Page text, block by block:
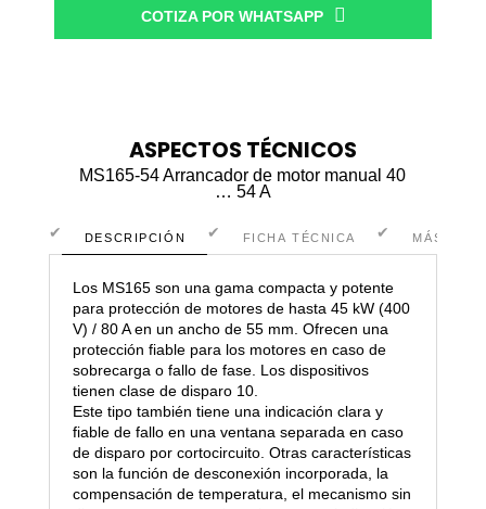
manual
cantidad
COTIZA POR WHATSAPP
ASPECTOS TÉCNICOS
MS165-54 Arrancador de motor manual 40
… 54 A
DESCRIPCIÓN FICHA TÉCNICA MÁS
Los MS165 son una gama compacta y potente
para protección de motores de hasta 45 kW (400
V) / 80 A en un ancho de 55 mm. Ofrecen una
protección fiable para los motores en caso de
sobrecarga o fallo de fase. Los dispositivos
tienen clase de disparo 10.
Este tipo también tiene una indicación clara y
fiable de fallo en una ventana separada en caso
de disparo por cortocircuito. Otras características
son la función de desconexión incorporada, la
compensación de temperatura, el mecanismo sin